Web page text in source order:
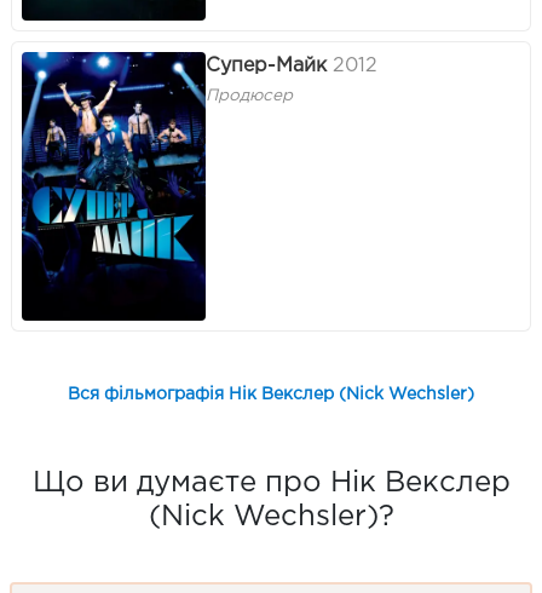
Супер-Майк 2012
Продюсер
Вся фільмографія Нік Векслер (Nick Wechsler)
Що ви думаєте про Нік Векслер
(Nick Wechsler)?